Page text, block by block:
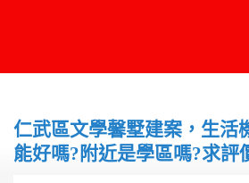
仁武區文學馨墅建案，生活
能好嗎?附近是學區嗎?求評